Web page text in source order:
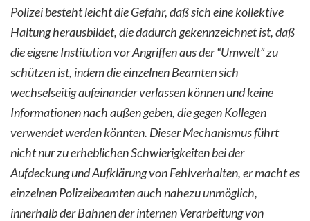
Polizei besteht leicht die Gefahr, daß sich eine kollektive
Haltung herausbildet, die dadurch gekennzeichnet ist, daß
die eigene Institution vor Angriffen aus der “Umwelt” zu
schützen ist, indem die einzelnen Beamten sich
wechselseitig aufeinander verlassen können und keine
Informationen nach außen geben, die gegen Kollegen
verwendet werden könnten. Dieser Mechanismus führt
nicht nur zu erheblichen Schwierigkeiten bei der
Aufdeckung und Aufklärung von Fehlverhalten, er macht es
einzelnen Polizeibeamten auch nahezu unmöglich,
innerhalb der Bahnen der internen Verarbeitung von